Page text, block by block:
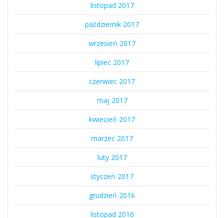
listopad 2017
październik 2017
wrzesień 2017
lipiec 2017
czerwiec 2017
maj 2017
kwiecień 2017
marzec 2017
luty 2017
styczeń 2017
grudzień 2016
listopad 2016